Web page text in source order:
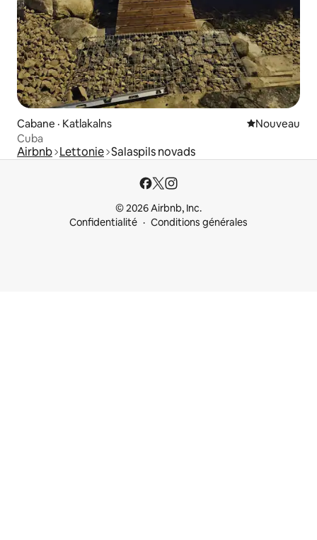
Cabane · Katlakalns Nouvel
Nouveau
Cuba
Airbnb Lettonie Salaspils novads
© 2026 Airbnb, Inc.
Confidentialité
Conditions générales